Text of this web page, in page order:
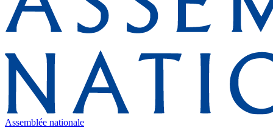
Assemblée nationale